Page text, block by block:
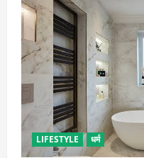
LIFESTYLE धर्म